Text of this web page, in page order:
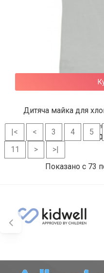
Дитяча майка для
|< < 3 4 5
11
>
>|
Показано с 73